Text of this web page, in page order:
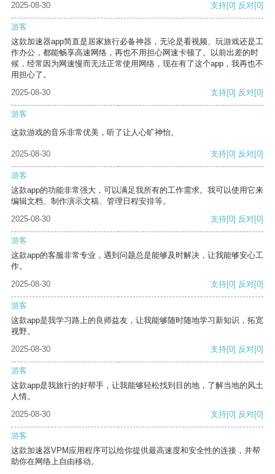
2025-08-30
支持[0] 反对[0]
游客
这款加速器app简直是居家旅行必备神器，无论是看视频、玩游戏还是工
作办公，都能畅享高速网络，再也不用担心网速卡顿了。以前出差的时
候，经常因为网速慢而无法正常使用网络，现在有了这个app，我再也不
用担心了。
2025-08-30
支持[0] 反对[0]
游客
这款游戏的音乐非常优美，听了让人心旷神怡。
2025-08-30 支持[0] 反对[0]
游客
这款app的功能非常强大，可以满足我所有的工作需求。我可以使用它来
编辑文档、制作演示文稿、管理日程安排等。
2025-08-30
支持[0] 反对[0]
游客
这款app的客服非常专业，遇到问题总是能够及时解决，让我能够安心工
作。
2025-08-30
支持[0] 反对[0]
游客
这款app是我学习路上的良师益友，让我能够随时随地学习新知识，拓宽
视野。
2025-08-30
支持[0] 反对[0]
游客
这款app是我旅行的好帮手，让我能够轻松找到目的地，了解当地的风土
人情。
2025-08-30
支持[0] 反对[0]
游客
这款加速器VPM应用程序可以给你提供最高速度和安全性的连接，并帮
助你在网络上自由移动。